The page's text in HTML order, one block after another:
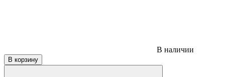
В наличии
В корзину